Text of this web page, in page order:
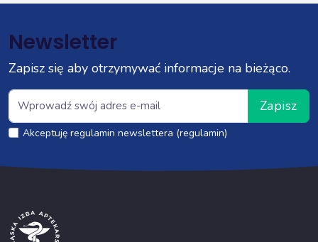
Newsletter
Zapisz się aby otrzymywać informacje na bieżąco.
Zapisz
Akceptuję regulamin newslettera (regulamin)